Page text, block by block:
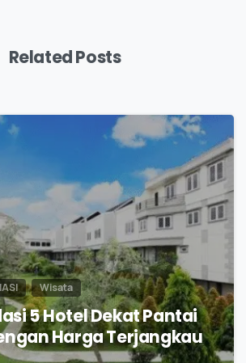
Related Posts
0
Wisata
5 Hotel Dekat Pantai
Harga Terjangkau